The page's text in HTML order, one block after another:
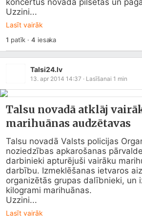
koncertus novada pilsētās un
Uzzini...
Lasīt vairāk
1 patīk ·4 iesaka
Talsi24.lv
13. apr 2014 14:37 · Lasīšanai 1 min
Talsu novadā atklāj
marihuānas audzētavas
Talsu novadā Valsts policijas
noziedzības apkarošanas
darbinieki apturējuši vairāku
darbību. Izmeklēšanas ietvaros
organizētās grupas dalībnieki, un
kilogrami marihuānas.
Uzzini...
Lasīt vairāk